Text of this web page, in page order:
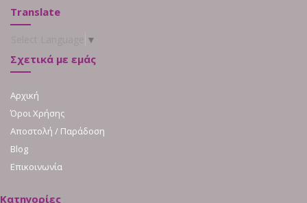
Translate
▼
Σχετικά με εμάς
Αρχική
Όροι Χρήσης
Αποστολή / Παράδοση
Blog
Επικοινωνία
Κατηγορίες